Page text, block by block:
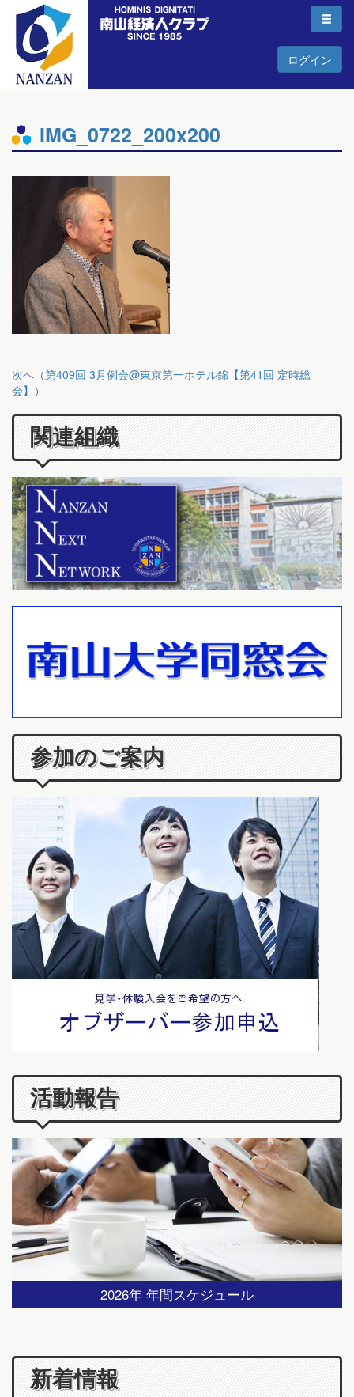
ログイン
IMG_0722_200x200
次へ（第409回 3月例会@東京第一ホテル錦【第41回 定時総
会】）
関連組織
参加のご案内
活動報告
2026年 年間スケジュール
新着情報